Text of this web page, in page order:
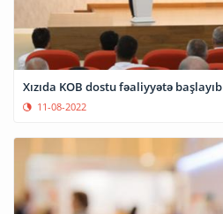
Xızıda KOB dostu fəaliyyətə başlayıb
11-08-2022